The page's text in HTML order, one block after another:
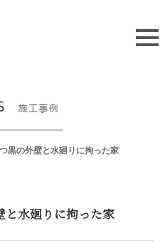
黒の外壁と水廻りに拘った家
と水廻りに拘った家